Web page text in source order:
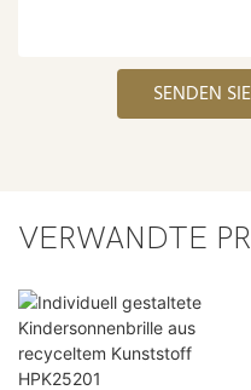
SENDEN
VERWANDTE